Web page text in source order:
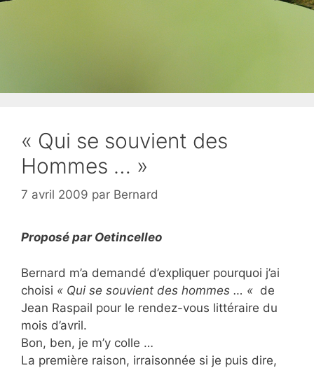
« Qui se souvient des
Hommes … »
7 avril 2009 par Bernard
Proposé par Oetincelleo
Bernard m’a demandé d’expliquer pourquoi j’ai
choisi « Qui se souvient des hommes … « de
Jean Raspail pour le rendez-vous littéraire du
mois d’avril.
Bon, ben, je m’y colle …
La première raison, irraisonnée si je puis dire,